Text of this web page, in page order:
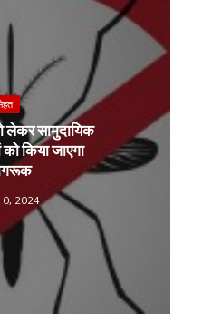
p
लेकर सामुदायिक
किया जाएगा
2024